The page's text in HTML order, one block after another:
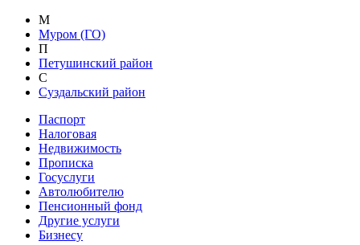
М
Муром (ГО)
П
Петушинский район
С
Суздальский район
Паспорт
Налоговая
Недвижимость
Прописка
Госуслуги
Автолюбителю
Пенсионный фонд
Другие услуги
Бизнесу